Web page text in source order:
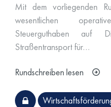
Mit dem vorliegenden
wesentlichen
Steuerguthaben auf
Straßentransport für…
Rundschreiben lesen